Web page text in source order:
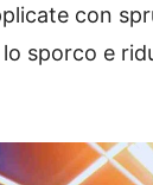
con
sporco e